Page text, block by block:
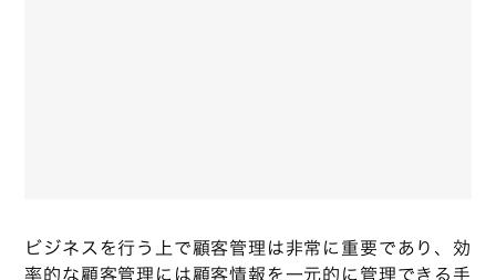
ビジネスを行う上で顧客管理は非常に重要であり、効
率的な顧客管理には顧客情報を一元的に管理できる手